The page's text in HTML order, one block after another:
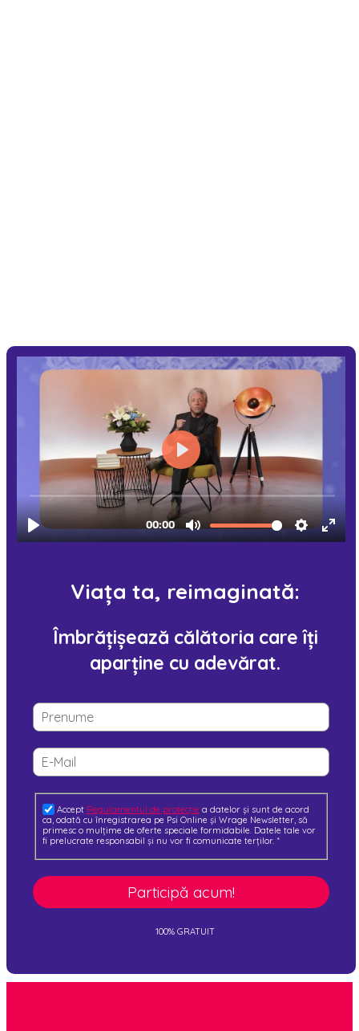
Viața ta, reimaginată:
Îmbrățișează călătoria care îți
aparține cu adevărat.
Accept Regulamentul de protecție a datelor și sunt de acord
ca, odată cu înregistrarea pe Psi Online și Wrage Newsletter, să
primesc o mulțime de oferte speciale formidabile. Datele tale vor
fi prelucrate responsabil și nu vor fi comunicate terților. *
Participă acum!
100% GRATUIT